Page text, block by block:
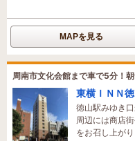
MAPを見る
周南市文化会館まで車で5分！
東横ＩＮＮ
徳山駅みゆき
周辺には商店
をお召し上がり